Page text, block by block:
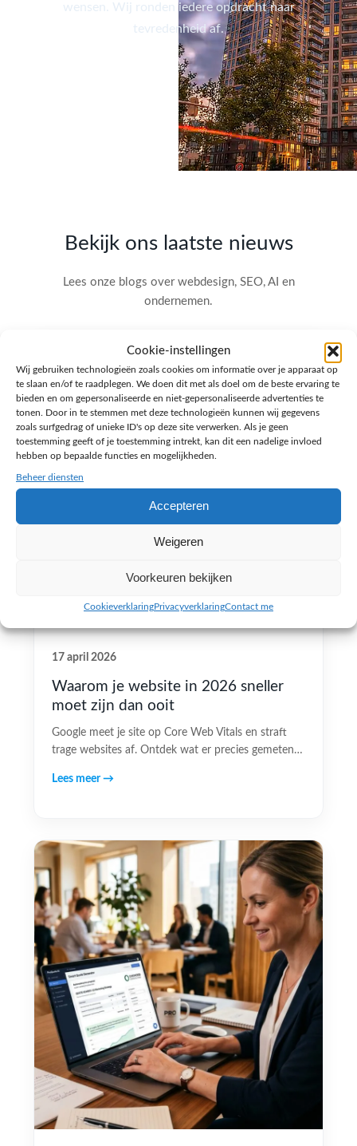
Cookie-instellingen
Wij gebruiken technologieën zoals cookies om informatie over je apparaat op
te slaan en/of te raadplegen. We doen dit met als doel om de beste ervaring te
bieden en om gepersonaliseerde en niet-gepersonaliseerde advertenties te
tonen. Door in te stemmen met deze technologieën kunnen wij gegevens
zoals surfgedrag of unieke ID's op deze site verwerken. Als je geen
toestemming geeft of je toestemming intrekt, kan dit een nadelige invloed
hebben op bepaalde functies en mogelijkheden.
Beheer diensten
Accepteren
Weigeren
Voorkeuren bekijken
CookieverklaringPrivacyverklaringContact me
wensen. Wij ronden iedere opdracht naar
tevredenheid af.
Bekijk ons laatste nieuws
Lees onze blogs over webdesign, SEO, AI en
ondernemen.
17 april 2026
Waarom je website in 2026 sneller
moet zijn dan ooit
Google meet je site op Core Web Vitals en straft
trage websites af. Ontdek wat er precies gemeten…
Lees meer →